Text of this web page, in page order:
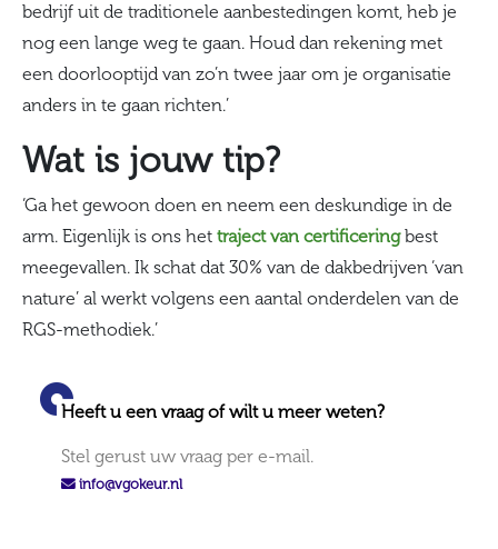
bedrijf uit de traditionele aanbestedingen komt, heb je
nog een lange weg te gaan. Houd dan rekening met
een doorlooptijd van zo’n twee jaar om je organisatie
anders in te gaan richten.’
Wat is jouw tip?
‘Ga het gewoon doen en neem een deskundige in de
arm. Eigenlijk is ons het traject van certificeringbest
meegevallen. Ik schat dat 30% van de dakbedrijven ‘van
nature’ al werkt volgens een aantal onderdelen van de
RGS-methodiek.’
Heeft u een vraag of wilt u meer weten?
Stel gerust uw vraag per e-mail.
info@vgokeur.nl